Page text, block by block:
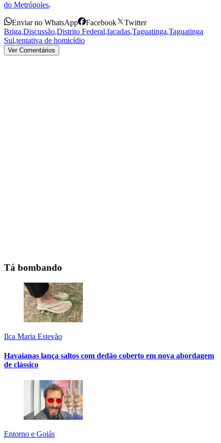
do Metrópoles.
Enviar no WhatsApp Facebook
Twitter
Briga,Discussão,Distrito Federal,facadas,Taguatinga,Taguatinga
Sul,tentativa de homicídio
Ver Comentários
Tá bombando
Ilca Maria Estevão
Havaianas lança saltos com dedão coberto em nova abordagem
de clássico
Entorno e Goiás